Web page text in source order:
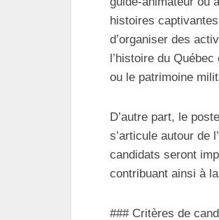
histoires
d’organiser des
l’histoire du
ou le patrimoine
D’autre part, le
s’articule autour de
candidats seront
contribuant ainsi à
### Critères de